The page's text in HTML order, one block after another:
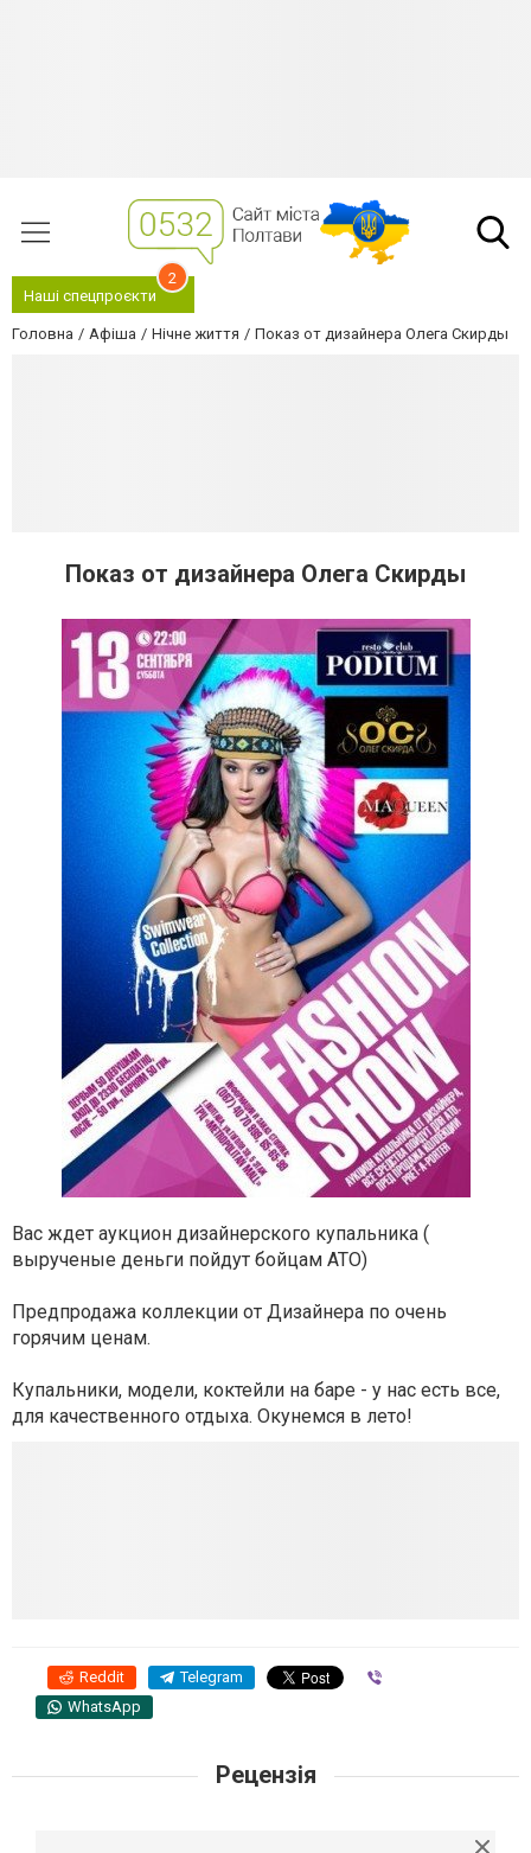
Наші спецпроєкти
2
Головна Афіша Нічне життя Показ от дизайнера Олега Скирды
Показ от дизайнера Олега Скирды
Вас ждет аукцион дизайнерского купальника (
вырученые деньги пойдут бойцам АТО)
Предпродажа коллекции от Дизайнера по очень
горячим ценам.
Купальники, модели, коктейли на баре - у нас есть все,
для качественного отдыха. Окунемся в лето!
Reddit Telegram
WhatsApp
Рецензія